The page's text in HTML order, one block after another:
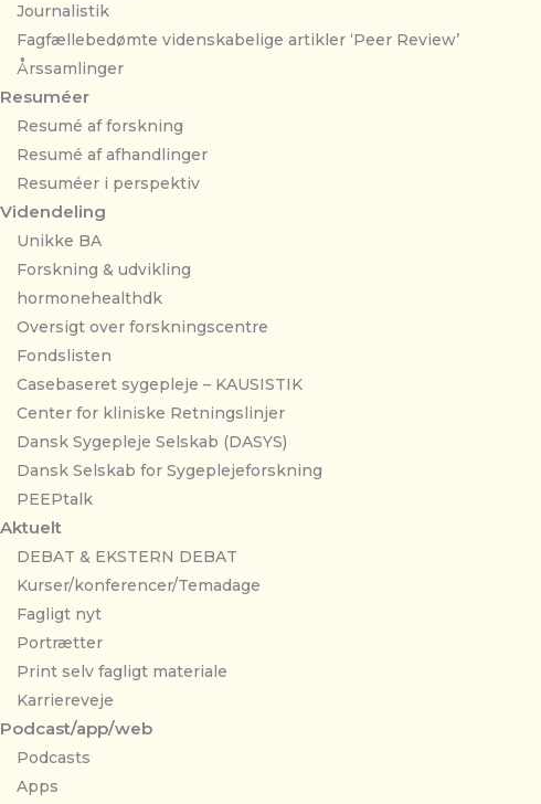
Journalistik
Fagfællebedømte videnskabelige artikler ‘Peer Review’
Årssamlinger
Resuméer
Resumé af forskning
Resumé af afhandlinger
Resuméer i perspektiv
Videndeling
Unikke BA
Forskning & udvikling
hormonehealthdk
Oversigt over forskningscentre
Fondslisten
Casebaseret sygepleje – KAUSISTIK
Center for kliniske Retningslinjer
Dansk Sygepleje Selskab (DASYS)
Dansk Selskab for Sygeplejeforskning
PEEPtalk
Aktuelt
DEBAT & EKSTERN DEBAT
Kurser/konferencer/Temadage
Fagligt nyt
Portrætter
Print selv fagligt materiale
Karriereveje
Podcast/app/web
Podcasts
Apps